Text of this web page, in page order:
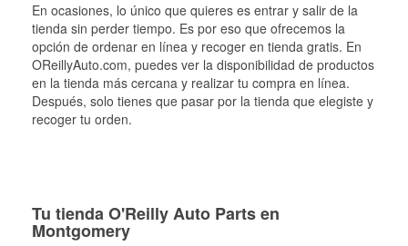
En ocasiones, lo único que quieres es entrar y salir de la
tienda sin perder tiempo. Es por eso que ofrecemos la
opción de ordenar en línea y recoger en tienda gratis. En
OReillyAuto.com, puedes ver la disponibilidad de productos
en la tienda más cercana y realizar tu compra en línea.
Después, solo tienes que pasar por la tienda que elegiste y
recoger tu orden.
Tu tienda O'Reilly Auto Parts en
Montgomery